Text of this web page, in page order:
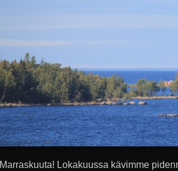
Marraskuuta! Lokakuussa kävimme